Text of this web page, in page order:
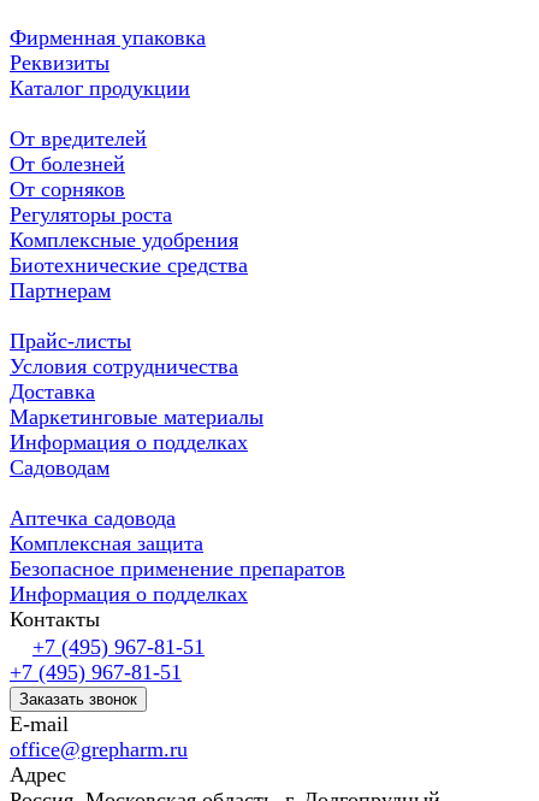
Фирменная упаковка
Реквизиты
Каталог продукции
От вредителей
От болезней
От сорняков
Регуляторы роста
Комплексные удобрения
Биотехнические средства
Партнерам
Прайс-листы
Условия сотрудничества
Доставка
Маркетинговые материалы
Информация о подделках
Садоводам
Аптечка садовода
Комплексная защита
Безопасное применение препаратов
Информация о подделках
Контакты
+7 (495) 967-81-51
+7 (495) 967-81-51
Заказать звонок
E-mail
office@grepharm.ru
Адрес